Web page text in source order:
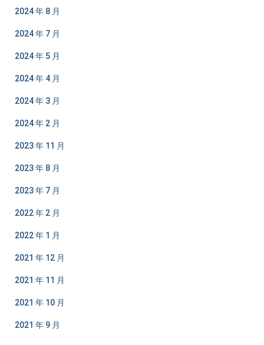
2024 年 8 月
2024 年 7 月
2024 年 5 月
2024 年 4 月
2024 年 3 月
2024 年 2 月
2023 年 11 月
2023 年 8 月
2023 年 7 月
2022 年 2 月
2022 年 1 月
2021 年 12 月
2021 年 11 月
2021 年 10 月
2021 年 9 月